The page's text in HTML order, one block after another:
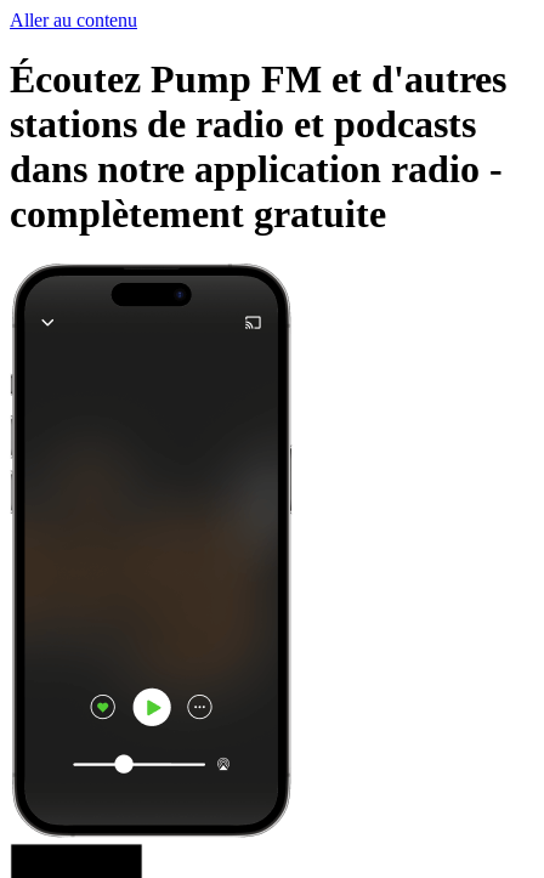
Aller au contenu
Écoutez Pump FM et d'autres
stations de radio et podcasts
dans notre application radio -
complètement gratuite